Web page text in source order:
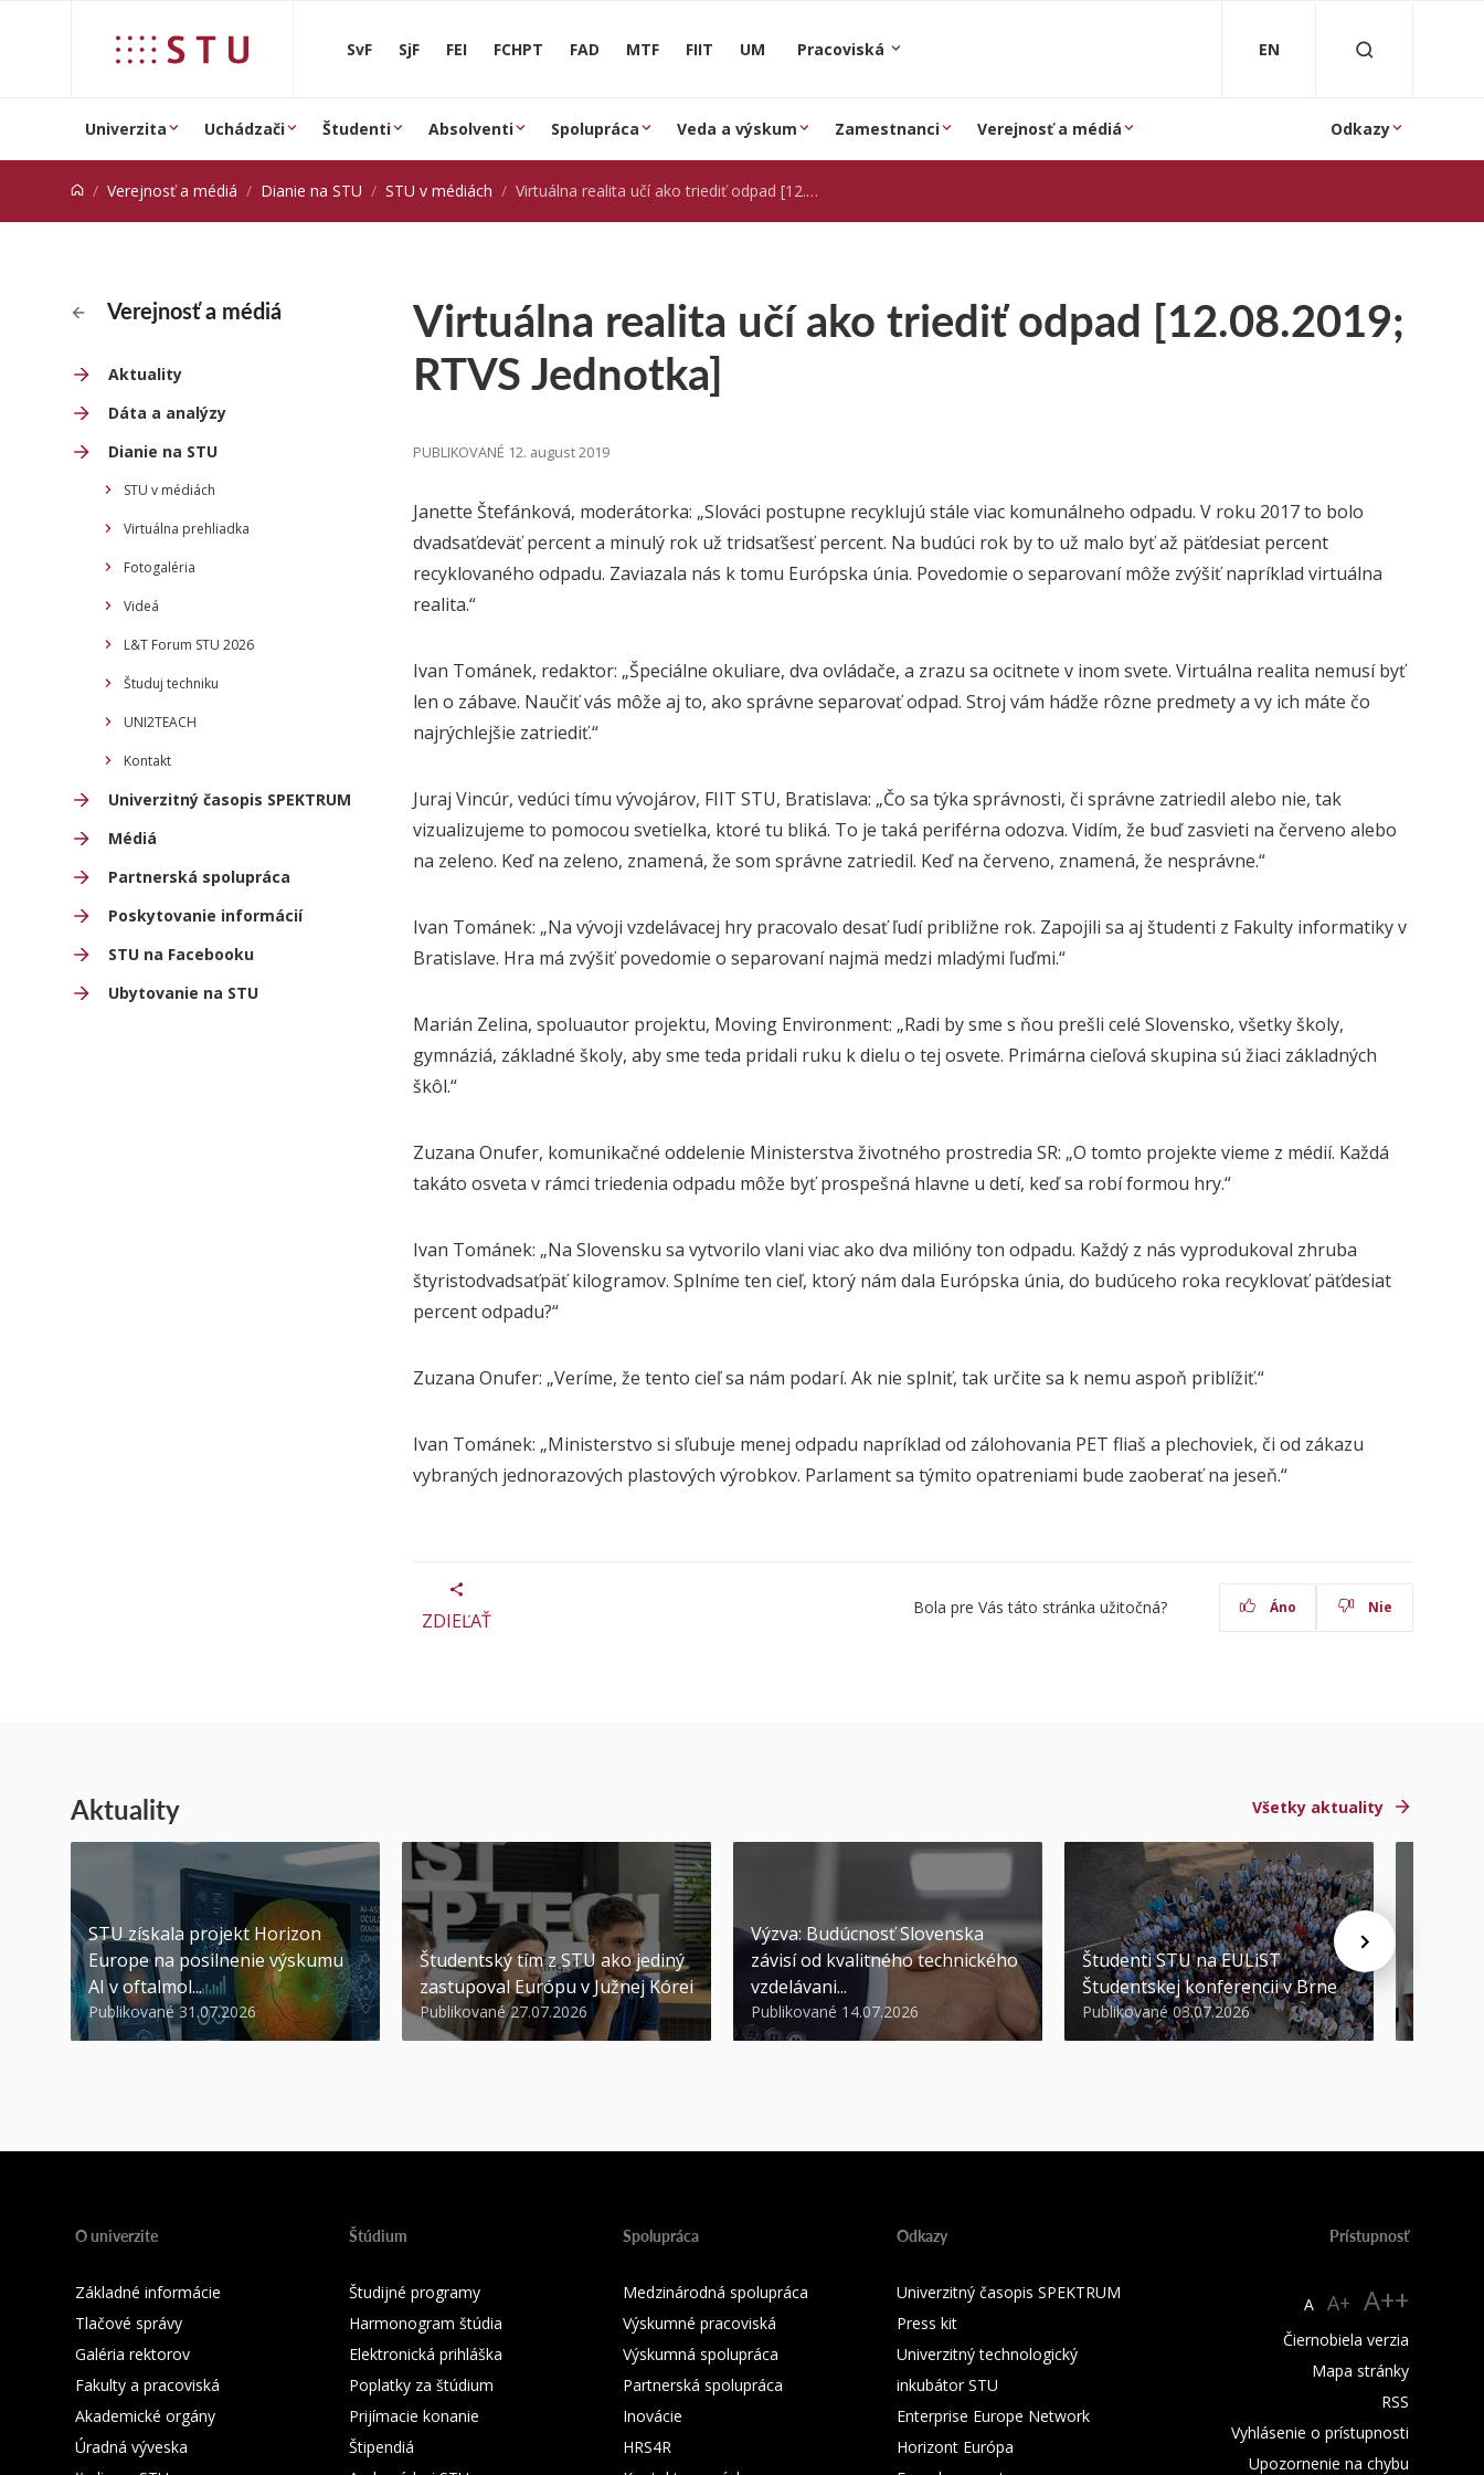
SvF SjF FEI FCHPT FAD MTF FIIT UM Pracoviská EN
Univerzita Uchádzači Študenti Absolventi Spolupráca Veda a výskum Zamestnanci Verejnosť a médiá Odkazy
Verejnosť a médiá Dianie na STU STU v médiách Virtuálna realita učí ako triediť odpad [12.08.2019; RTVS Jednotka]
Verejnosť a médiá
Aktuality
Dáta a analýzy
Dianie na STU
STU v médiách
Virtuálna prehliadka
Fotogaléria
Videá
L&T Forum STU 2026
Študuj techniku
UNI2TEACH
Kontakt
Univerzitný časopis SPEKTRUM
Médiá
Partnerská spolupráca
Poskytovanie informácií
STU na Facebooku
Ubytovanie na STU
Virtuálna realita učí ako triediť odpad [12.08.2019;
RTVS Jednotka]
PUBLIKOVANÉ 12. august 2019
Janette Štefánková, moderátorka: „Slováci postupne recyklujú stále viac komunálneho odpadu. V roku 2017 to bolo
dvadsaťdeväť percent a minulý rok už tridsaťšesť percent. Na budúci rok by to už malo byť až päťdesiat percent
recyklovaného odpadu. Zaviazala nás k tomu Európska únia. Povedomie o separovaní môže zvýšiť napríklad virtuálna
realita.“
Ivan Tománek, redaktor: „Špeciálne okuliare, dva ovládače, a zrazu sa ocitnete v inom svete. Virtuálna realita nemusí byť
len o zábave. Naučiť vás môže aj to, ako správne separovať odpad. Stroj vám hádže rôzne predmety a vy ich máte čo
najrýchlejšie zatriediť.“
Juraj Vincúr, vedúci tímu vývojárov, FIIT STU, Bratislava: „Čo sa týka správnosti, či správne zatriedil alebo nie, tak
vizualizujeme to pomocou svetielka, ktoré tu bliká. To je taká periférna odozva. Vidím, že buď zasvieti na červeno alebo
na zeleno. Keď na zeleno, znamená, že som správne zatriedil. Keď na červeno, znamená, že nesprávne.“
Ivan Tománek: „Na vývoji vzdelávacej hry pracovalo desať ľudí približne rok. Zapojili sa aj študenti z Fakulty informatikyv
Bratislave. Hra má zvýšiť povedomie o separovaní najmä medzi mladými ľuďmi.“
Marián Zelina, spoluautor projektu, Moving Environment: „Radi by sme s ňou prešli celé Slovensko, všetky školy,
gymnáziá, základné školy, aby sme teda pridali ruku k dielu o tej osvete. Primárna cieľová skupina sú žiaci základných
škôl.“
Zuzana Onufer, komunikačné oddelenie Ministerstva životného prostredia SR: „O tomto projekte vieme z médií. Každá
takáto osveta v rámci triedenia odpadu môže byť prospešná hlavne u detí, keď sa robí formou hry.“
Ivan Tománek: „Na Slovensku sa vytvorilo vlani viac ako dva milióny ton odpadu. Každý z nás vyprodukoval zhruba
štyristodvadsaťpäť kilogramov. Splníme ten cieľ, ktorý nám dala Európska únia, do budúceho roka recyklovať päťdesiat
percent odpadu?“
Zuzana Onufer: „Veríme, že tento cieľ sa nám podarí. Ak nie splniť, tak určite sa k nemu aspoň priblížiť.“
Ivan Tománek: „Ministerstvo si sľubuje menej odpadu napríklad od zálohovania PET fliaš a plechoviek, či od zákazu
vybraných jednorazových plastových výrobkov. Parlament sa týmito opatreniami bude zaoberať na jeseň.“
ZDIEĽAŤ
Bola pre Vás táto stránka užitočná? Áno Nie
Aktuality Všetky aktuality
STU získala projekt Horizon
Europe na posilnenie výskumu
AI v oftalmol...
Publikované 31.07.2026
Študentský tím z STU ako jediný
zastupoval Európu v Južnej Kórei
Publikované 27.07.2026
Výzva: Budúcnosť Slovenska
závisí od kvalitného technického
vzdelávani...
Publikované 14.07.2026
Študenti STU na EULiST
Študentskej konferencii v Brne
Publikované 03.07.2026
O univerzite
Základné informácie
Tlačové správy
Galéria rektorov
Fakulty a pracoviská
Akademické orgány
Úradná výveska
Štúdium
Študijné programy
Harmonogram štúdia
Elektronická prihláška
Poplatky za štúdium
Prijímacie konanie
Štipendiá
Spolupráca
Medzinárodná spolupráca
Výskumné pracoviská
Výskumná spolupráca
Partnerská spolupráca
Inovácie
HRS4R
Odkazy
Univerzitný časopis SPEKTRUM
Press kit
Univerzitný technologický
inkubátor STU
Enterprise Europe Network
Horizont Európa
Prístupnosť
A A+ A++
Čiernobiela verzia
Mapa stránky
RSS
Vyhlásenie o prístupnosti
Upozornenie na chybu